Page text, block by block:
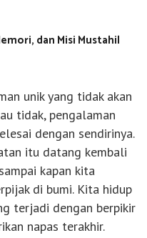
dan Misi Mustahil
unik yang tidak akan
tidak, pengalaman
dengan sendirinya.
itu datang kembali
kapan kita
di bumi. Kita hidup
terjadi dengan berpikir
napas terakhir.